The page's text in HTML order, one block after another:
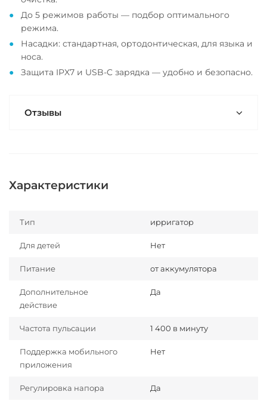
До 5 режимов работы — подбор оптимального
режима.
Насадки: стандартная, ортодонтическая, для языка и
носа.
Защита IPX7 и USB-C зарядка — удобно и безопасно.
Отзывы
Характеристики
Тип ирригатор
Для детей Нет
Питание от аккумулятора
Дополнительное
действие
Да
Частота пульсации 1 400 в минуту
Поддержка мобильного
приложения
Нет
Регулировка напора Да